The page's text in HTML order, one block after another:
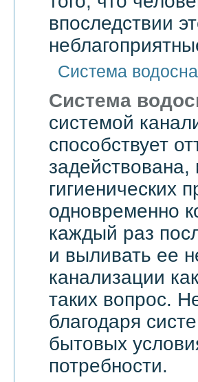
впоследствии
Система
Система
системой
способствует
гигиенических
одновременно
каждый раз
и выливать ее
канализации
таких вопрос.
благодаря
бытовых
потребности.